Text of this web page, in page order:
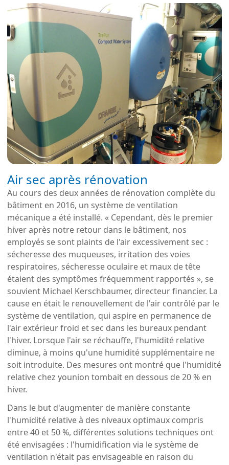
Air sec après rénovation
Au cours des deux années de rénovation complète du
bâtiment en 2016, un système de ventilation
mécanique a été installé. « Cependant, dès le premier
hiver après notre retour dans le bâtiment, nos
employés se sont plaints de l'air excessivement sec :
sécheresse des muqueuses, irritation des voies
respiratoires, sécheresse oculaire et maux de tête
étaient des symptômes fréquemment rapportés », se
souvient Michael Kerschbaumer, directeur financier. La
cause en était le renouvellement de l'air contrôlé par le
système de ventilation, qui aspire en permanence de
l'air extérieur froid et sec dans les bureaux pendant
l'hiver. Lorsque l'air se réchauffe, l'humidité relative
diminue, à moins qu'une humidité supplémentaire ne
soit introduite. Des mesures ont montré que l'humidité
relative chez younion tombait en dessous de 20 % en
hiver.
Dans le but d'augmenter de manière constante
l'humidité relative à des niveaux optimaux compris
entre 40 et 50 %, différentes solutions techniques ont
été envisagées : l'humidification via le système de
ventilation n'était pas envisageable en raison du